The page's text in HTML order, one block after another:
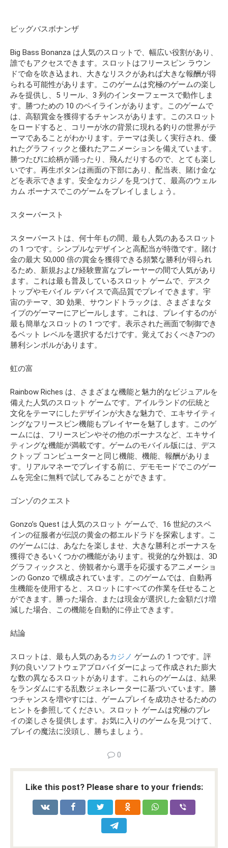
ビッグバスボナンザ
Big Bass Bonanza は人気のスロットで、幅広い役割があり、
誰でもアクセスできます。スロットはフリースピン ラウン
ドで命を吹き込まれ、大きなリスクがあれば大きな報酬が得
られる可能性があります。このゲームは究極のゲームの楽し
みを提供し、5 リール、3 列のインターフェースで動作しま
す。勝つための 10 のペイラインがあります。このゲームで
は、高額賞金を獲得するチャンスがあります。このスロット
をロードすると、コリーが水の背景に現れる釣りの世界がテ
ーマであることがわかります。テーマは美しく実行され、優
れたグラフィックと優れたアニメーションを備えています。
勝つたびに絵柄が踊ったり、飛んだりするので、とても楽し
いです。再生ボタンは画面の下部にあり、配当表、賭け金な
どを表示できます。安全なカジノを見つけて、最高のウェル
カム ボーナスでこのゲームをプレイしましょう。
スターバースト
スターバーストは、何十年もの間、最も人気のあるスロット
の 1 つです。シンプルなデザインと高配当が特徴です。賭け
金の最大 50,000 倍の賞金を獲得できる頻繁な勝利が得られ
るため、新規および経験豊富なプレーヤーの間で人気があり
ます。これは最も普及しているスロット ゲームで、デスク
トップやモバイル デバイスで高品質でプレイできます。宇
宙のテーマ、3D 効果、サウンドトラックは、さまざまなタ
イプのゲーマーにアピールします。これは、プレイするのが
最も簡単なスロットの 1 つです。表示された画面で制御でき
るベット レベルを選択するだけです。覚えておくべき7つの
勝利シンボルがあります。
虹の富
Rainbow Riches は、さまざまな機能と魅力的なビジュアルを
備えた人気のスロット ゲームです。アイルランドの伝統と
文化をテーマにしたデザインが大きな魅力で、エキサイティ
ングなフリースピン機能もプレイヤーを魅了します。このゲ
ームには、フリースピンやその他のボーナスなど、エキサイ
ティングな機能が満載です。ゲームのモバイル版には、デス
クトップ コンピューターと同じ機能、機能、報酬がありま
す。リアルマネーでプレイする前に、デモモードでこのゲー
ムを完全に無料で試してみることができます。
ゴンゾのクエスト
Gonzo’s Quest は人気のスロット ゲームで、16 世紀のスペ
インの征服者が伝説の黄金の都エルドラドを探索します。こ
のゲームには、あなたを楽しませ、大きな勝利とボーナスを
獲得できるいくつかの機能があります。視覚的な外観は、3D
グラフィックスと、傍観者から選手を応援するアニメーショ
ンの Gonzo で構成されています。このゲームでは、自動再
生機能を使用すると、スロットにすべての作業を任せること
ができます。勝った場合、または現金が選択した金額だけ増
減した場合、この機能を自動的に停止できます。
結論
スロットは、最も人気のある カジノ ゲームの 1 つです。評
判の良いソフトウェアプロバイダーによって作成された膨大
な数の異なるスロットがあります。これらのゲームは、結果
をランダムにする乱数ジェネレーターに基づいています。勝
つチャンスを増やすには、ゲームプレイを成功させるための
ヒントを参照してください。スロット ゲームは究極のプレ
イの楽しさを提供します。お気に入りのゲームを見つけて、
プレイの魔法に没頭し、勝ちましょう。
0
Like this post? Please share to your friends: